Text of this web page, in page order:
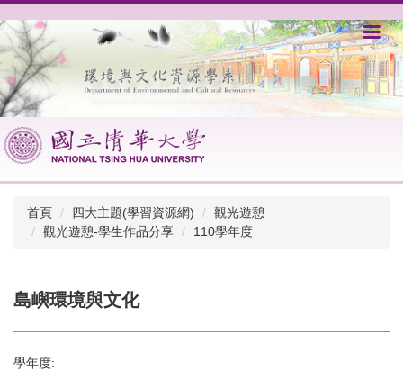
到
主
要
內
容
區
首頁 四大主題(學習資源網)
觀光遊憩
觀光遊憩-學生作品分享
110學年度
島嶼環境與文化
學年度: